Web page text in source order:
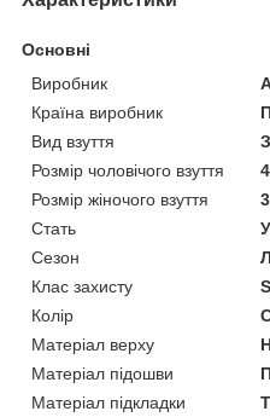
Основні
Виробник
Країна виробник
Вид взуття
Розмір чоловічого взуття
Розмір жіночого взуття
Стать
Сезон
Клас захисту
Колір
Матеріал верху
Матеріал підошви
Матеріал підкладки